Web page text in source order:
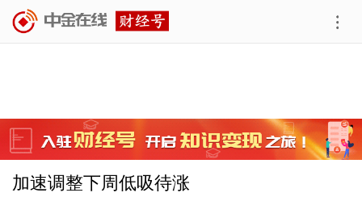
加速调整下周低吸待涨